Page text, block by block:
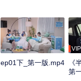
ep01下_第一版.mp4
VIP
《
第